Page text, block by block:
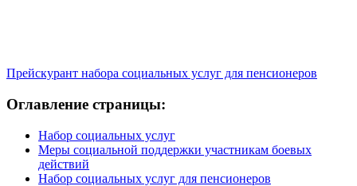
Прейскурант набора социальных услуг для пенсионеров
Оглавление страницы:
Набор социальных услуг
Меры социальной поддержки участникам боевых
действий
Набор социальных услуг для пенсионеров